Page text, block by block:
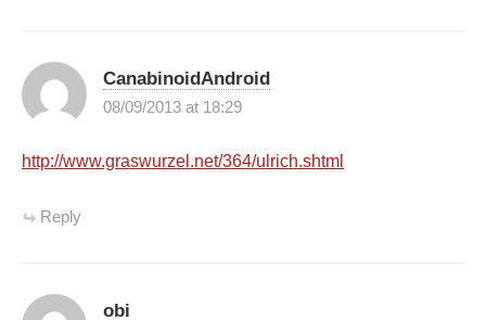
CanabinoidAndroid
08/09/2013 at 18:29
http://www.graswurzel.net/364/ulrich.shtml
Reply
obi